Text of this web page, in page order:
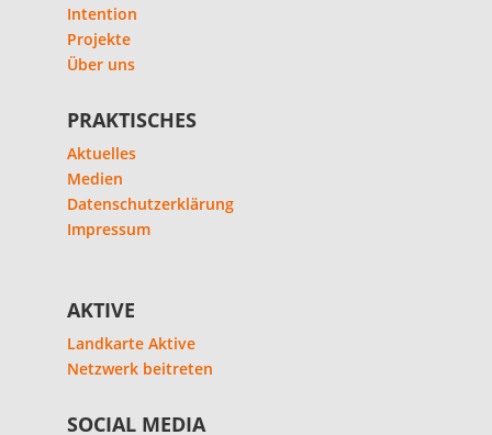
Intention
Projekte
Über uns
PRAKTISCHES
Aktuelles
Medien
Datenschutzerklärung
Impressum
AKTIVE
Landkarte Aktive
Netzwerk beitreten
SOCIAL MEDIA